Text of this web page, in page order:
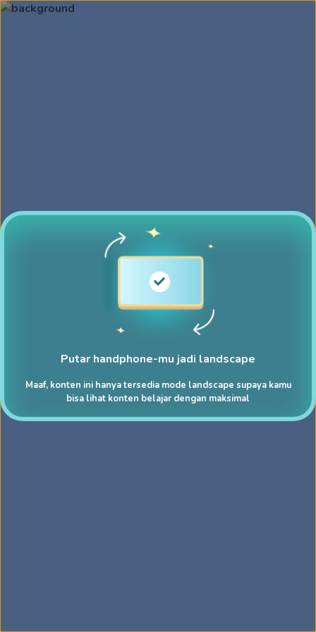
Putar handphone-mu jadi landscape
Maaf, konten ini hanya tersedia mode landscape supaya kamu
bisa lihat konten belajar dengan maksimal